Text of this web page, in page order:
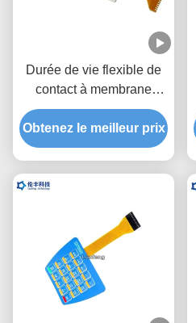
Durée de vie flexible de
contact à membrane
d'ANIMAL FAMILIER de
la lumière FPC de la
carte PCB LED longue
Obtenez le meilleur prix